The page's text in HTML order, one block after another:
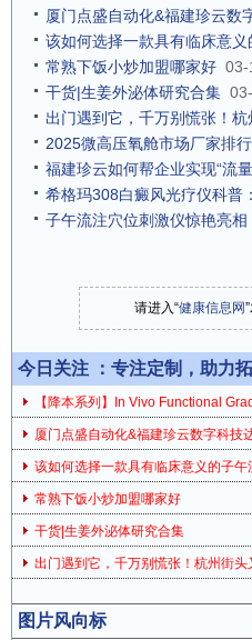
厦门点盛自动化&福建珍云数
该如何选择一款具有临床意义
常熟下饭小炒加盟哪家好 03-
干货|生姜外泌体研究合集
出门遇到它，千万别慌张！杭
2025微高压氧舱市场厂家排
福建珍云如何帮企业实现“流
希格玛308白癜风光疗仪科普
子午流注穴位刺激仪惊艳亮相
请进入“健康信息网
今日关注 ： 专注定制，助力
【降本系列】In Vivo Functional
厦门点盛自动化&福建珍云数字科技
该如何选择一款具有临床意义的子午
常熟下饭小炒加盟哪家好
干货|生姜外泌体研究合集
出门遇到它，千万别慌张！杭州街头
图片风向标